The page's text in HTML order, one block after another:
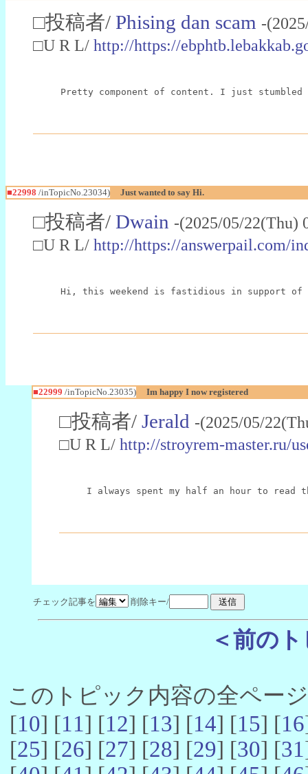
□投稿者/ Phising dan scam -
□U R L/ http://https://
Pretty component of content. I just
■22998 /inTopicNo.23034) Just wanted to say Hi.
□投稿者/ Dwain -(2025/05/
□U R L/ http://https://answerpail.com/
Hi, this weekend is fastidious in support of
■22999 /inTopicNo.23035) Im happy I now registered
□投稿者/ Jerald -(2025/05/
□U R L/ http://stroyrem-master.ru/
I always spent my half an hour to
チェック記事を 削除キー/
＜前の
このトピック内容の全ペー
[10] [11] [12] [13] [14] [15] [16
[25] [26] [27] [28] [29] [30] [31